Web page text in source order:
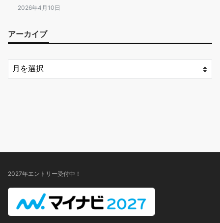
2026年4月10日
アーカイブ
2027年エントリー受付中！